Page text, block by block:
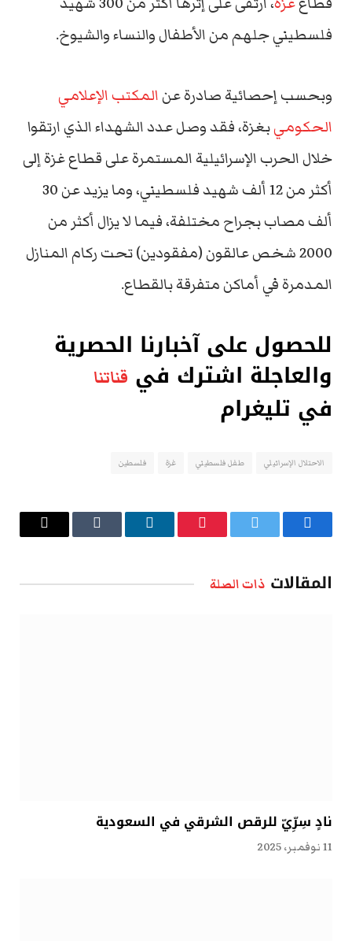
فلسطيني جلهم من الأطفال والنساء والشيوخ.
وبحسب إحصائية صادرة عنالمكتب الإعلامي
الحكوميبغزة، فقد وصل عدد الشهداء الذي ارتقوا
خلال الحرب الإسرائيلية المستمرة على قطاع غزة إلى
أكثر من 12 ألف شهيد فلسطيني، وما يزيد عن 30
ألف مصاب بجراح مختلفة، فيما لا يزال أكثر من
2000 شخص عالقون (مفقودين) تحت ركام المنازل
المدمرة في أماكن متفرقة بالقطاع.
للحصول على آخبارنا الحصرية
والعاجلة اشترك في قناتنا
في تليغرام
الاحتلال الإسرائيلي طفل فلسطيني غزة فلسطين
فيسبوك تويتر بينتيريستلينكدإن Tumblr
البريد
المقالات ذات الصلة
نادٍ سِرِّيّ للرقص الشرقي في السعودية
11 نوفمبر، 2025